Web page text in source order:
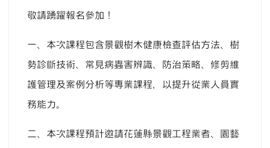
敬請踴躍報名參加！
一、 本次課程包含景觀樹木健康檢查評估方法、樹
勢診斷技術、常見病蟲害辨識、防治策略、修剪維
護管理及案例分析等專業課程，以提升從業人員實
務能力。
二、 本次課程預計邀請花蓮縣景觀工程業者、園藝